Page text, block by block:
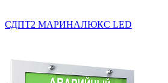
СДПТ2 МАРИНАЛЮКС LED